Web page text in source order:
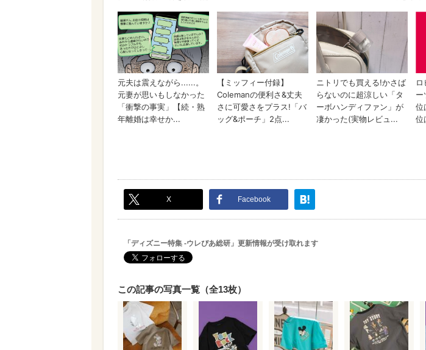
X Facebook
「ディズニー特集 -ウレぴあ総研」更新情報が受け取れます
この記事の写真一覧（全13枚）